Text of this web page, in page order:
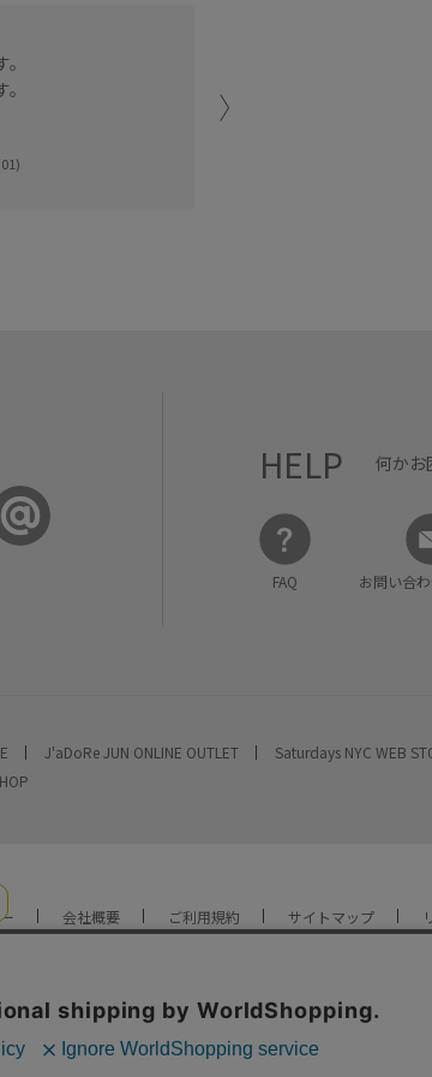
HELP 何かお
FAQ お問い合
J'aDoRe JUN ONLINE OUTLET Saturdays NYC WEB
会社概要 ご利用規約 サイトマップ
YOU ARE CULTURE.